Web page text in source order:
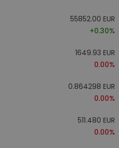
55852.00 EUR
+0.30%
1649.93 EUR
0.00%
0.864298 EUR
0.00%
511.480 EUR
0.00%